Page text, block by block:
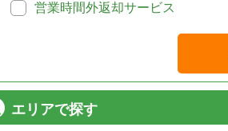
営業時間外返却サービス
エリアで探す